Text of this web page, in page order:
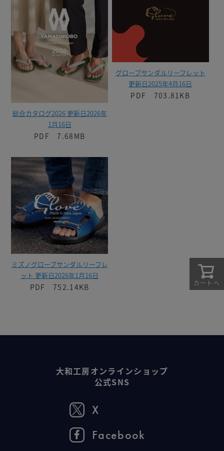
カートへ
総合カタログ2026 更新日2026年
1月16日
PDF 7.68MB
グローブサンダルリーフレット
更新日2025年4月16日
PDF 703.81KB
ミズノグローブサンダルリーフレ
ット 更新日2026年1月16日
PDF 752.14KB
大和工房オンラインショップ
公式SNS
X
Facebook